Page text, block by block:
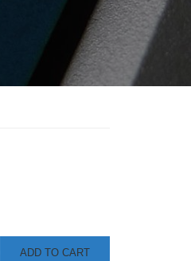
ADD TO CART